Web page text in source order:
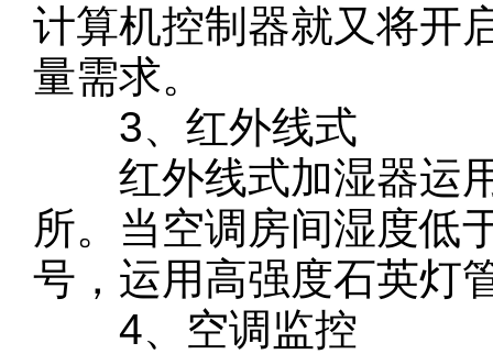
计算机控制器就又将开
量需求。
3、红外线式
红外线式加湿器运用
所。当空调房间湿度低
号，运用高强度石英灯
4、空调监控